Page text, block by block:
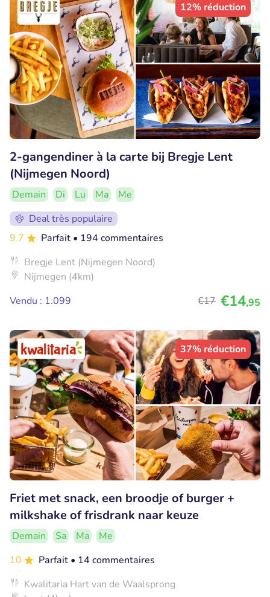
12% réduction
2-gangendiner à la carte bij Bregje Lent
(Nijmegen Noord)
Demain Di Lu Ma
Me
Deal très populaire
9.7
Parfait • 194 commentaires
Bregje Lent (Nijmegen Noord)
Nijmegen (4km)
Vendu : 1.099
€17 €14,95
37% réduction
Friet met snack, een broodje of burger +
milkshake of frisdrank naar keuze
Demain Sa Ma
Me
10
Parfait • 14 commentaires
Kwalitaria Hart van de Waalsprong